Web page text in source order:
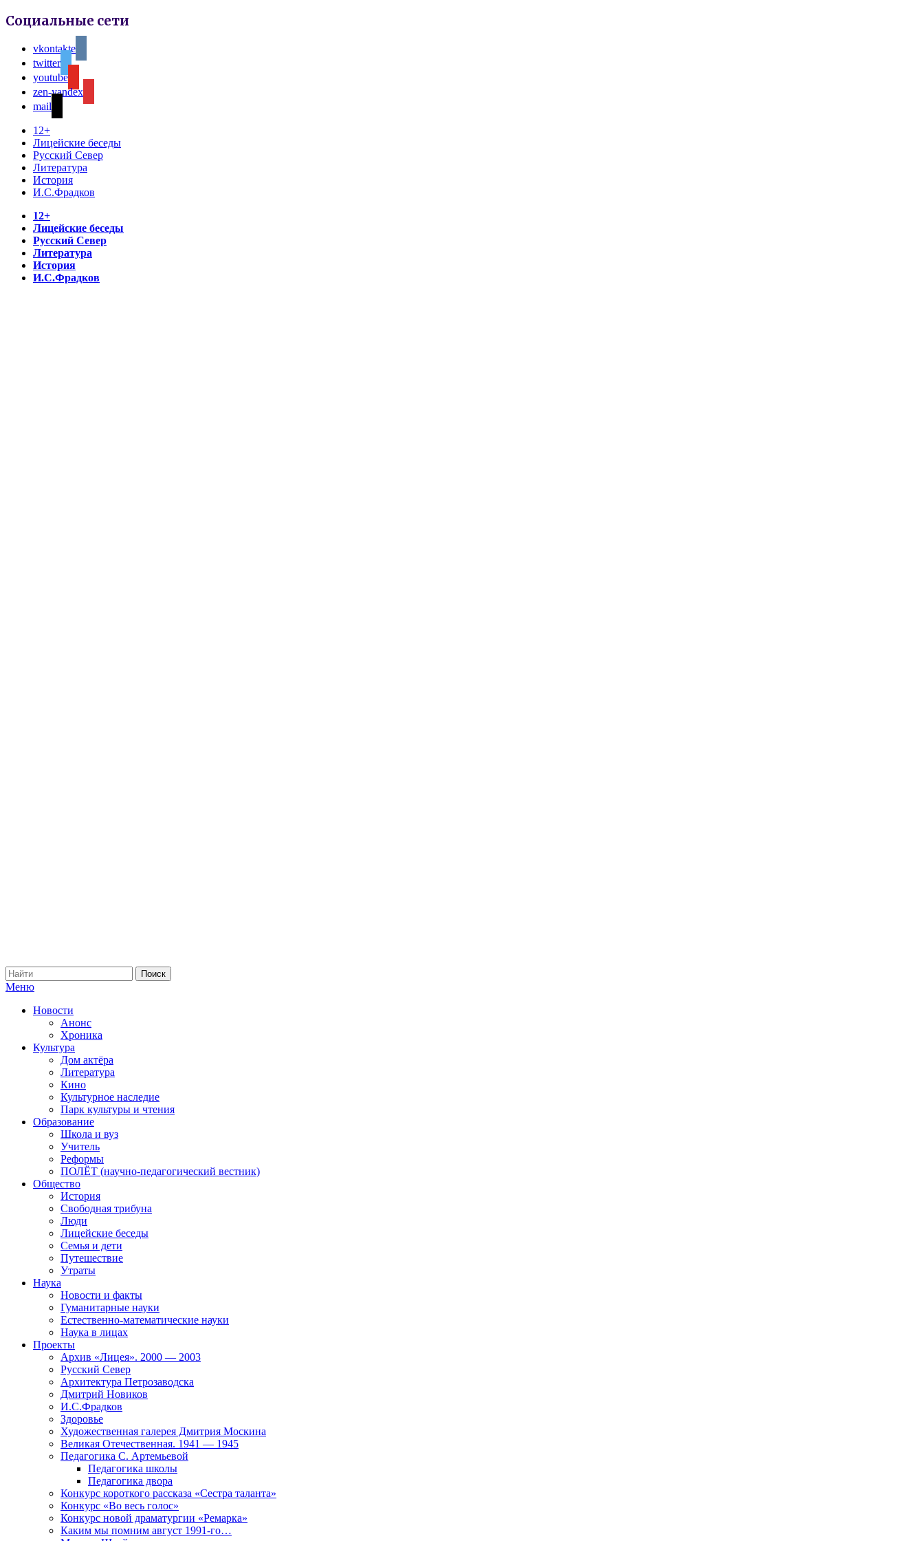
Социальные сети
vkontakte
twitter
youtube
zen-yandex
mail
12+
Лицейские беседы
Русский Север
Литература
История
И.С.Фрадков
12+
Лицейские беседы
Русский Север
Литература
История
И.С.Фрадков
Меню
Новости
Анонс
Хроника
Культура
Дом актёра
Литература
Кино
Культурное наследие
Парк культуры и чтения
Образование
Школа и вуз
Учитель
Реформы
ПОЛЁТ (научно-педагогический вестник)
Общество
История
Свободная трибуна
Люди
Лицейские беседы
Семья и дети
Путешествие
Утраты
Наука
Новости и факты
Гуманитарные науки
Естественно-математические науки
Наука в лицах
Проекты
Архив «Лицея». 2000 — 2003
Русский Север
Архитектура Петрозаводска
Дмитрий Новиков
И.С.Фрадков
Здоровье
Художественная галерея Дмитрия Москина
Великая Отечественная. 1941 — 1945
Педагогика С. Артемьевой
Педагогика школы
Педагогика двора
Конкурс короткого рассказа «Сестра таланта»
Конкурс «Во весь голос»
Конкурс новой драматургии «Ремарка»
Каким мы помним август 1991-го…